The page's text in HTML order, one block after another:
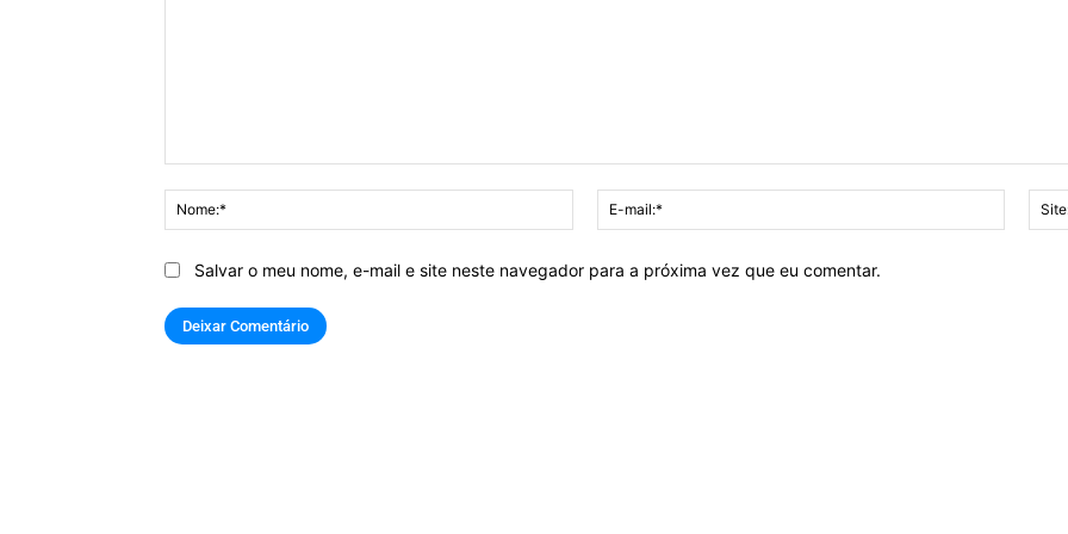
Nome:*
mail:*
Salvar o meu nome, e-mail e site neste navegador para a próxima vez que eu comentar.